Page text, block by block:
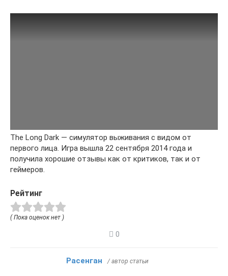
The Long Dark — симулятор выживания с видом от
первого лица. Игра вышла 22 сентября 2014 года и
получила хорошие отзывы как от критиков, так и от
геймеров.
Рейтинг
( Пока оценок нет )
0
Расенган / автор статьи